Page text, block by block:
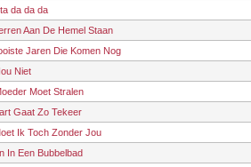
da da da
Aan De Hemel Staan
Jaren Die Komen Nog
Niet
Moet Stralen
Gaat Zo Tekeer
Ik Toch Zonder Jou
In Een Bubbelbad